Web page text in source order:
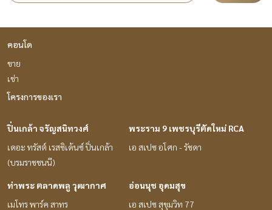
คอนโด
ขาย
เช่า
โครงการของเรา
ปิ่นเกล้า จรัญสนิทวงศ์
เดอะ ทรัสต์ เรสซิเด้นซ์ ปิ่นเกล้า
(บรมราชชนนี)
พระราม 9 เพชรบุรีตัดใหม่ RCA
เอ สเปซ อโศก - รัชดา
ท่าพระ ตลาดพลู วุฒากาศ
เมโทร พาร์ค สาทร
อ่อนนุช อุดมสุข
เอ สเปซ สุขุมวิท 77